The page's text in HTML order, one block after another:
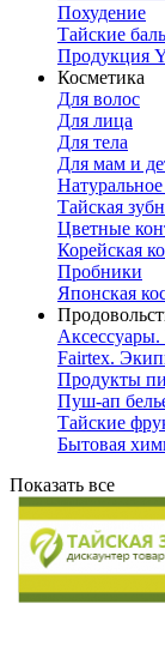
Похудение
Тайские
Продукция
Косметика
Для волос
Для лица
Для тела
Для мам и
Тайская
Цветные
Корейская
Пробники
Японская
Fairtex.
Продукты
Пуш-ап
Тайские
Бытовая
Показать все